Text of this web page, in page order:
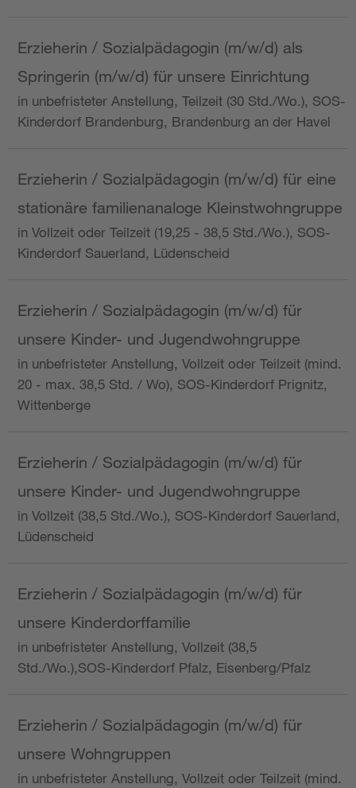
Erzieherin / Sozialpädagogin (m/w/d) als
Springerin (m/w/d) für unsere Einrichtung
in unbefristeter Anstellung, Teilzeit (30 Std./Wo.), SOS-
Kinderdorf Brandenburg, Brandenburg an der Havel
Erzieherin / Sozialpädagogin (m/w/d) für eine
stationäre familienanaloge Kleinstwohngruppe
in Vollzeit oder Teilzeit (19,25 - 38,5 Std./Wo.), SOS-
Kinderdorf Sauerland, Lüdenscheid
Erzieherin / Sozialpädagogin (m/w/d) für
unsere Kinder- und Jugendwohngruppe
in unbefristeter Anstellung, Vollzeit oder Teilzeit (mind.
20 - max. 38,5 Std. / Wo), SOS-Kinderdorf Prignitz,
Wittenberge
Erzieherin / Sozialpädagogin (m/w/d) für
unsere Kinder- und Jugendwohngruppe
in Vollzeit (38,5 Std./Wo.), SOS-Kinderdorf Sauerland,
Lüdenscheid
Erzieherin / Sozialpädagogin (m/w/d) für
unsere Kinderdorffamilie
in unbefristeter Anstellung, Vollzeit (38,5
Std./Wo.),SOS-Kinderdorf Pfalz, Eisenberg/Pfalz
Erzieherin / Sozialpädagogin (m/w/d) für
unsere Wohngruppen
in unbefristeter Anstellung, Vollzeit oder Teilzeit (mind.